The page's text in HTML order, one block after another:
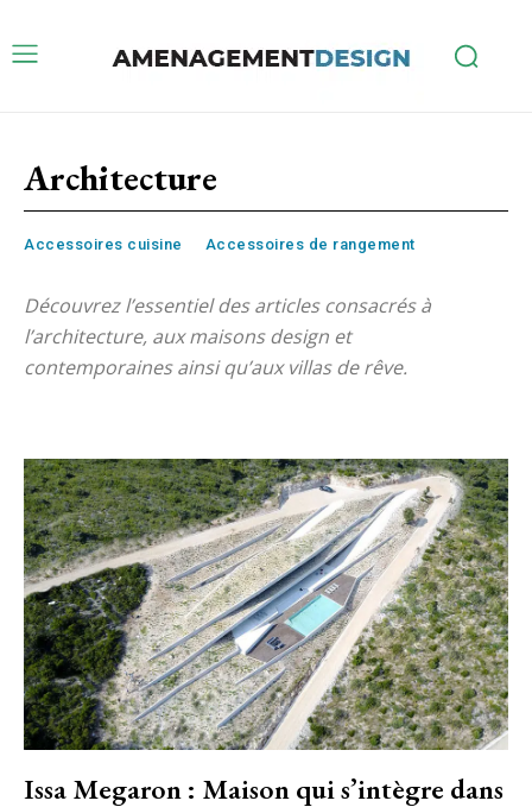
Architecture
Accessoires cuisine Accessoires de rangement
Découvrez l’essentiel des articles consacrés à
l’architecture, aux maisons design et
contemporaines ainsi qu’aux villas de rêve.
Issa Megaron : Maison qui s’intègre dans